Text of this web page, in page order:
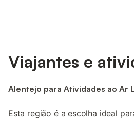
Viajantes e
Alentejo para Atividades ao Ar
Esta região é a escolha ideal